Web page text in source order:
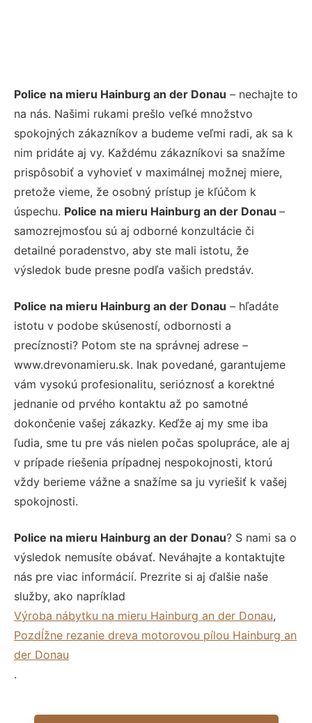
Police na mieru Hainburg an der Donau – nechajte to
na nás. Našimi rukami prešlo veľké množstvo
spokojných zákazníkov a budeme veľmi radi, ak sa k
nim pridáte aj vy. Každému zákazníkovi sa snažíme
prispôsobiť a vyhovieť v maximálnej možnej miere,
pretože vieme, že osobný prístup je kľúčom k
úspechu. Police na mieru Hainburg an der Donau –
samozrejmosťou sú aj odborné konzultácie či
detailné poradenstvo, aby ste mali istotu, že
výsledok bude presne podľa vašich predstáv.
Police na mieru Hainburg an der Donau – hľadáte
istotu v podobe skúseností, odbornosti a
precíznosti? Potom ste na správnej adrese –
www.drevonamieru.sk. Inak povedané, garantujeme
vám vysokú profesionalitu, serióznosť a korektné
jednanie od prvého kontaktu až po samotné
dokončenie vašej zákazky. Keďže aj my sme iba
ľudia, sme tu pre vás nielen počas spolupráce, ale aj
v prípade riešenia prípadnej nespokojnosti, ktorú
vždy berieme vážne a snažíme sa ju vyriešiť k vašej
spokojnosti.
Police na mieru Hainburg an der Donau? S nami sa o
výsledok nemusíte obávať. Neváhajte a kontaktujte
nás pre viac informácií. Prezrite si aj ďalšie naše
služby, ako napríklad
Výroba nábytku na mieru Hainburg an der Donau,
Pozdĺžne rezanie dreva motorovou pílou Hainburg an
der Donau
.